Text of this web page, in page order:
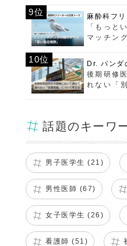
麻酔科フ
「もっと
マッチン
9位
Dr. パンダ
後期研修
れない「
10位
話題のキーワ
男子医学生 (21)
男性医師 (67)
女子医学生 (26)
看護師 (51)